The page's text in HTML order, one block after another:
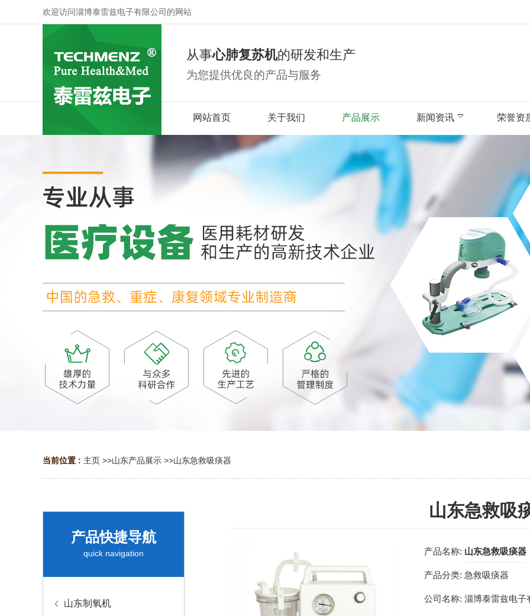
欢迎访问淄博泰雷兹电子有限公司的网站
从事心肺复苏机的研发和生产
为您提供优良的产品与服务
网站首页 关于我们 产品展示 新闻资讯 荣誉资
当前位置 : 主页 >>山东产品展示 >>山东急救吸痰器
产品快捷导航
quick navigation
山东制氧机
山东急救吸
产品名称: 山东急救吸痰器
产品分类: 急救吸痰器
公司名称: 淄博泰雷兹电子